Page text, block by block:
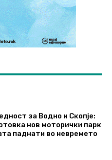
за Водно и Скопје:
нов моторички парк
паднати во невремето